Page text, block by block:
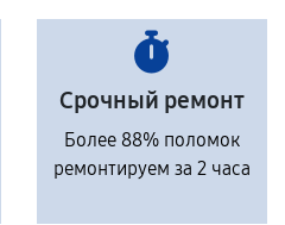
Срочный ремонт
Более 88% поломок
ремонтируем за 2 часа